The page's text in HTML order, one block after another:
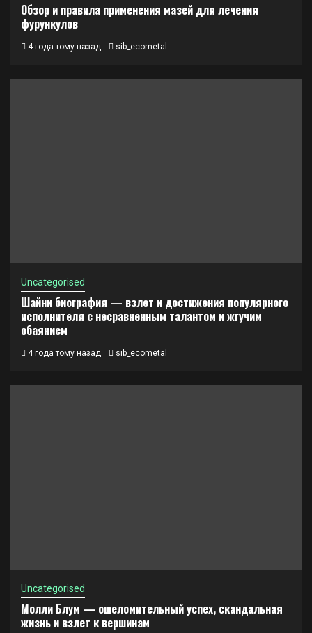
Обзор и правила применения мазей для лечения
фурункулов
4 года тому назад sib_ecometal
Uncategorised
Шайни биография — взлет и достижения популярного
исполнителя с несравненным талантом и жгучим
обаянием
4 года тому назад sib_ecometal
Uncategorised
Молли Блум — ошеломительный успех, скандальная
жизнь и взлет к вершинам